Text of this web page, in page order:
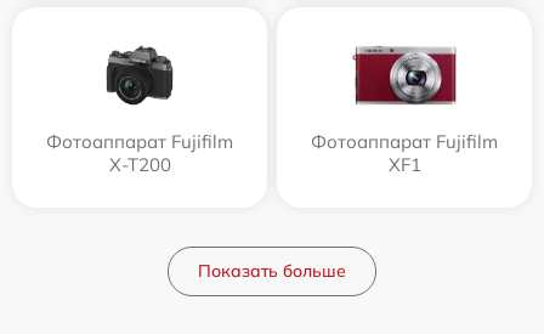
Фотоаппарат Fujifilm
X-T200
Фотоаппарат Fujifilm
XF1
Показать больше